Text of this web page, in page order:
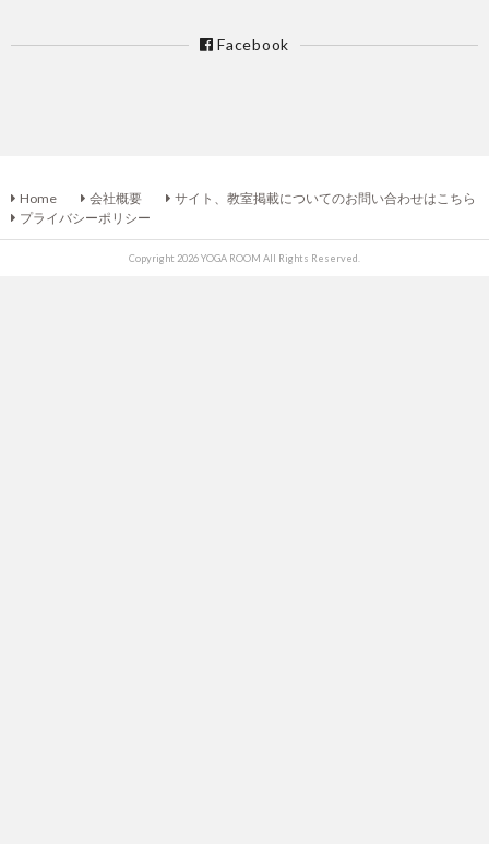
Facebook
Home 会社概要
サイト、教室掲載についてのお問い合わせはこちら
プライバシーポリシー
Copyright 2026 YOGA ROOM All Rights Reserved.